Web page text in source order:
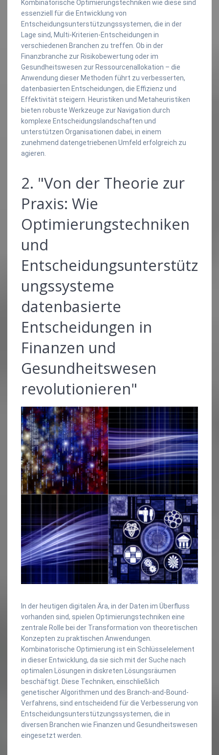
Kombinatorische Optimierungstechniken wie diese sind
essenziell für die Entwicklung von
Entscheidungsunterstützungssystemen, die in der
Lage sind, Multi-Kriterien-Entscheidungen in
verschiedenen Branchen zu treffen. Ob in der
Finanzbranche zur Risikobewertung oder im
Gesundheitswesen zur Ressourcenallokation – die
Anwendung dieser Methoden führt zu verbesserten,
datenbasierten Entscheidungen, die Effizienz und
Effektivität steigern. Heuristiken und Metaheuristiken
bieten robuste Werkzeuge zur Navigation durch
komplexe Entscheidungslandschaften und
unterstützen Organisationen dabei, in einem
zunehmend datengetriebenen Umfeld erfolgreich zu
agieren.
2. "Von der Theorie zur
Praxis: Wie
Optimierungstechniken
und
Entscheidungsunterstütz
ungssysteme
datenbasierte
Entscheidungen in
Finanzen und
Gesundheitswesen
revolutionieren"
In der heutigen digitalen Ära, in der Daten im Überfluss
vorhanden sind, spielen Optimierungstechniken eine
zentrale Rolle bei der Transformation von theoretischen
Konzepten zu praktischen Anwendungen.
Kombinatorische Optimierung ist ein Schlüsselelement
in dieser Entwicklung, da sie sich mit der Suche nach
optimalen Lösungen in diskreten Lösungsräumen
beschäftigt. Diese Techniken, einschließlich
genetischer Algorithmen und des Branch-and-Bound-
Verfahrens, sind entscheidend für die Verbesserung von
Entscheidungsunterstützungssystemen, die in
diversen Branchen wie Finanzen und Gesundheitswesen
eingesetzt werden.